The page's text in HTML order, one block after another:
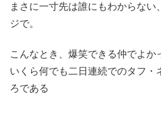
まさに一寸先は誰にもわからない
ジで。
こんなとき、爆笑できる仲でよか
いくら何でも二日連続でのタフ・
ろである